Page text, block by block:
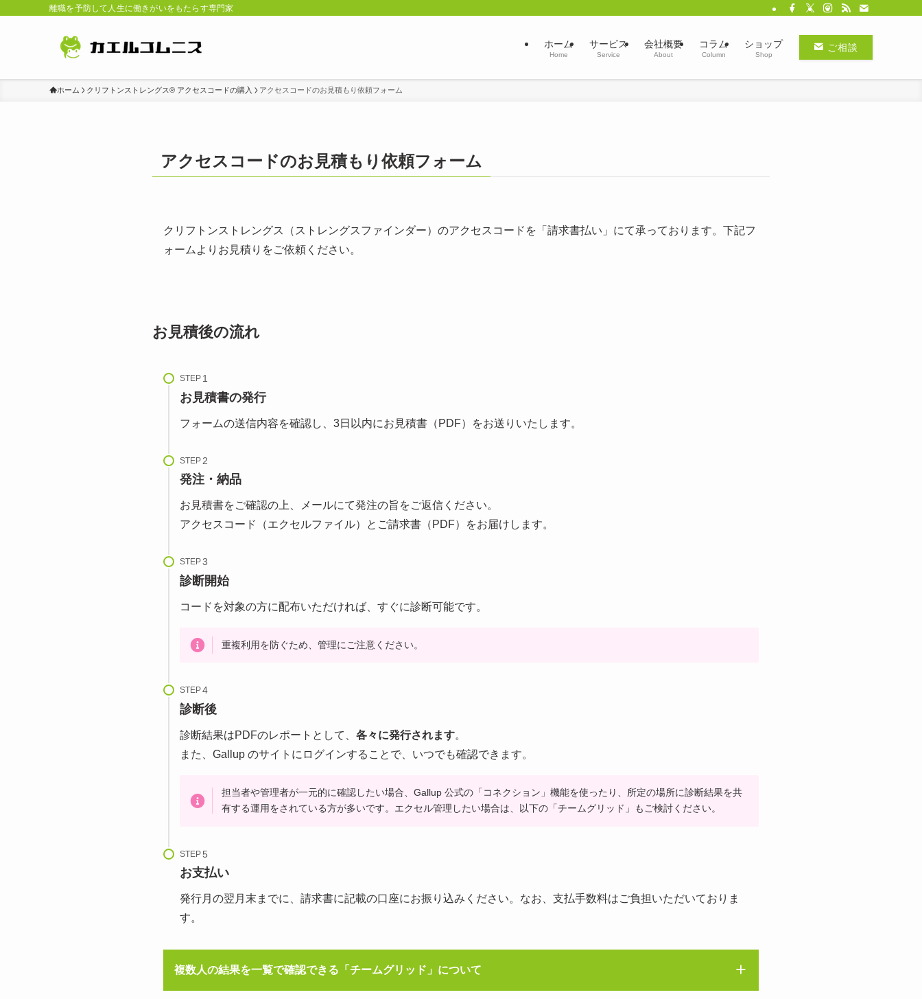
離職を予防して人生に働きがいをもたらす専門家
ホーム
Home
サービス
Service
会社概要
About
コラム
Column
ショップ
Shop
ご相談
ホーム クリフトンストレングス® アクセスコードの購入 アクセスコードのお見積もり依頼フォーム
アクセスコードのお見積もり依頼フォーム
クリフトンストレングス（ストレングスファインダー）のアクセスコードを「請求書払い」にて承っております。下記フ
ォームよりお見積りをご依頼ください。
お見積後の流れ
STEP
お見積書の発行
フォームの送信内容を確認し、3日以内にお見積書（PDF）をお送りいたします。
STEP
発注・納品
お見積書をご確認の上、メールにて発注の旨をご返信ください。
アクセスコード（エクセルファイル）とご請求書（PDF）をお届けします。
STEP
診断開始
コードを対象の方に配布いただければ、すぐに診断可能です。
重複利用を防ぐため、管理にご注意ください。
STEP
診断後
診断結果はPDFのレポートとして、 各々に発行されます。
また、Gallup のサイトにログインすることで、いつでも確認できます。
担当者や管理者が一元的に確認したい場合、Gallup 公式の「コネクション」機能を使ったり、所定の場所に診断結果を共
有する運用をされている方が多いです。エクセル管理したい場合は、以下の「チームグリッド」もご検討ください。
STEP
お支払い
発行月の翌月末までに、請求書に記載の口座にお振り込みください。なお、支払手数料はご負担いただいておりま
す。
複数人の結果を一覧で確認できる「チームグリッド」について